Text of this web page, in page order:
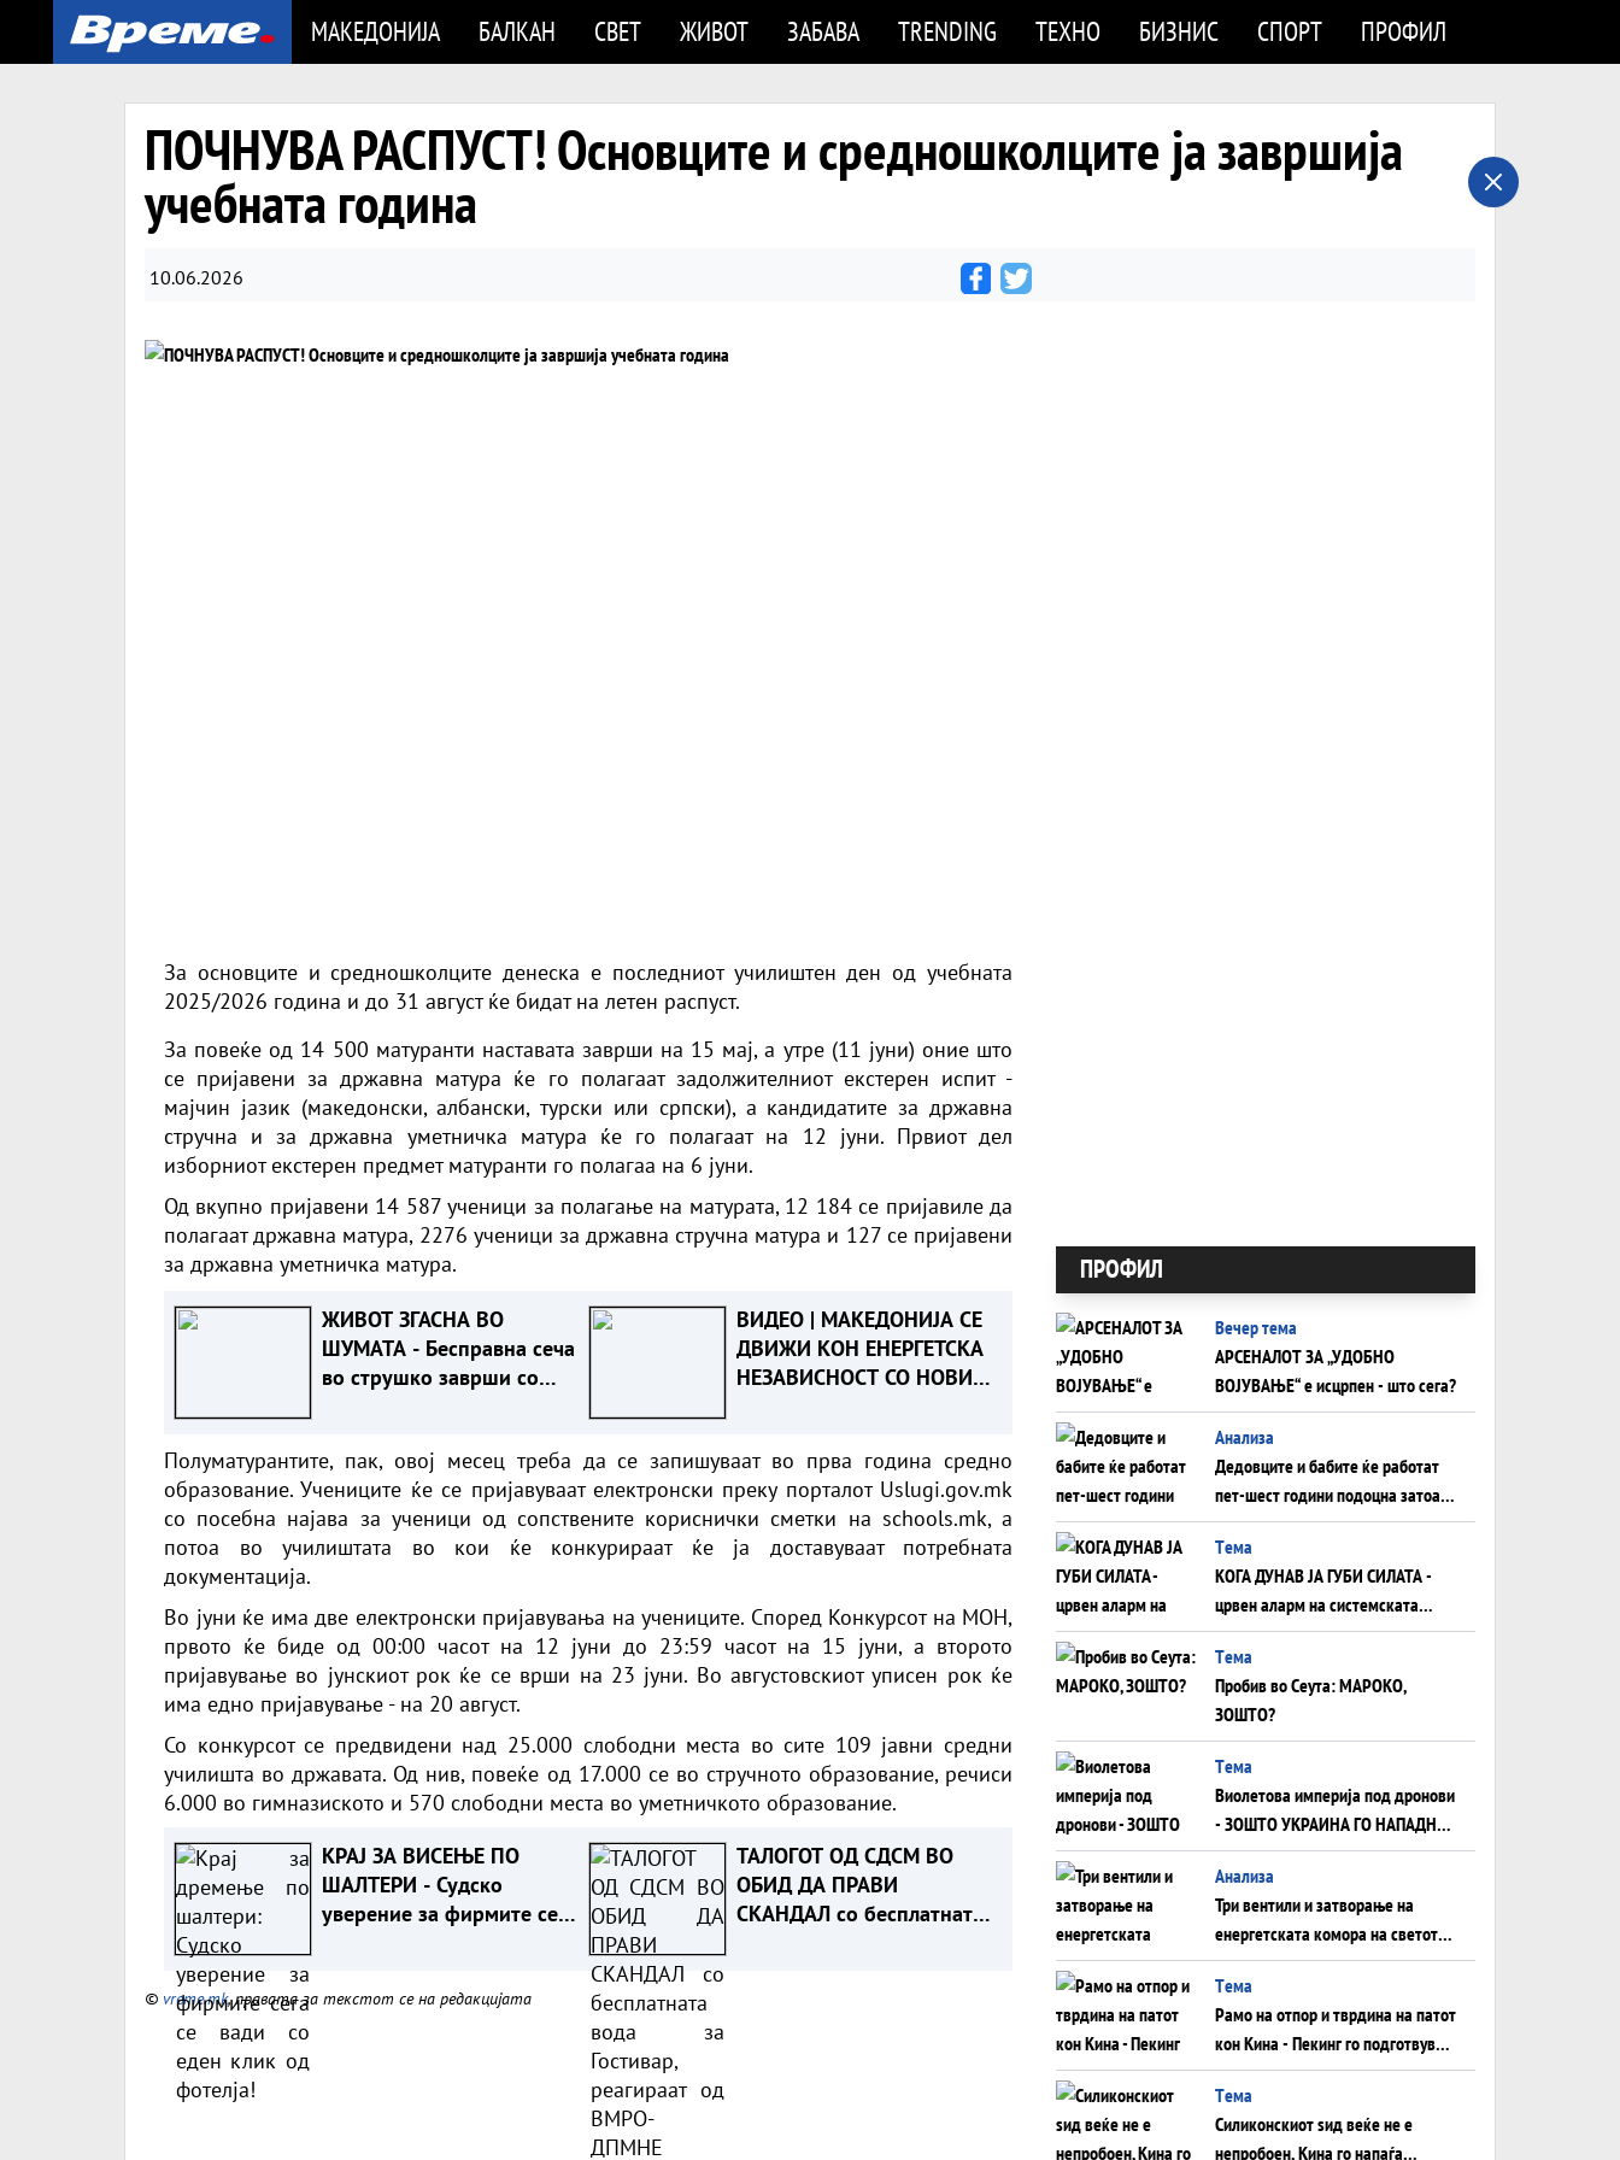
МАКЕДОНИЈА БАЛКАН СВЕТ ЖИВОТ ЗАБАВА TRENDING ТЕХНО БИЗНИС СПОРТ ПРОФИЛ
ПОЧНУВА РАСПУСТ! Основците и средношколците ја завршија
учебната година
10.06.2026
За основците и средношколците денеска е последниот училиштен ден од учебната
2025/2026 година и до 31 август ќе бидат на летен распуст.
За повеќе од 14 500 матуранти наставата заврши на 15 мај, а утре (11 јуни) оние што
се пријавени за државна матура ќе го полагаат задолжителниот екстерен испит -
мајчин јазик (македонски, албански, турски или српски), а кандидатите за државна
стручна и за државна уметничка матура ќе го полагаат на 12 јуни. Првиот дел
изборниот екстерен предмет матуранти го полагаа на 6 јуни.
Од вкупно пријавени 14 587 ученици за полагање на матурата, 12 184 се пријавиле да
полагаат државна матура, 2276 ученици за државна стручна матура и 127 се пријавени
за државна уметничка матура.
ЖИВОТ ЗГАСНА ВО
ШУМАТА - Бесправна сеча
во струшко заврши со
ВИДЕО | МАКЕДОНИЈА СЕ
ДВИЖИ КОН ЕНЕРГЕТСКА
НЕЗАВИСНОСТ СО НОВИ
Полуматурантите, пак, овој месец треба да се запишуваат во прва година средно
образование. Учениците ќе се пријавуваат електронски преку порталот Uslugi.gov.mk
со посебна најава за ученици од сопствените кориснички сметки на schools.mk, а
потоа во училиштата во кои ќе конкурираат ќе ја доставуваат потребната
документација.
Во јуни ќе има две електронски пријавувања на учениците. Според Конкурсот на МОН,
првото ќе биде од 00:00 часот на 12 јуни до 23:59 часот на 15 јуни, а второто
пријавување во јунскиот рок ќе се врши на 23 јуни. Во августовскиот уписен рок ќе
има едно пријавување - на 20 август.
Со конкурсот се предвидени над 25.000 слободни места во сите 109 јавни средни
училишта во државата. Од нив, повеќе од 17.000 се во стручното образование, речиси
6.000 во гимназиското и 570 слободни места во уметничкото образование.
КРАЈ ЗА ВИСЕЊЕ ПО
ШАЛТЕРИ - Судско
уверение за фирмите сега
ТАЛОГОТ ОД СДСМ ВО
ОБИД ДА ПРАВИ
СКАНДАЛ со бесплатната
© vreme.mk, правата за текстот се на редакцијата
ПРОФИЛ
Вечер тема
АРСЕНАЛОТ ЗА „УДОБНО
ВОЈУВАЊЕ“ е исцрпен - што сега?
Анализа
Дедовците и бабите ќе работат
пет-шест години подоцна затоа
што НЕМААТ ВНУЦИ ДА ГИ
ЗАМЕНАТ
Tема
КОГА ДУНАВ ЈА ГУБИ СИЛАТА -
црвен аларм на системската
плоча од јужна Германија до
Црното Море...
Tема
Пробив во Сеута: МАРОКО,
ЗОШТО?
Tема
Виолетова империја под дронови
- ЗОШТО УКРАИНА ГО НАПАДНА
РУСКИОТ WILDBERRIES
Aнализа
Три вентили и затворање на
енергетската комора на светот:
Нападот во Суец најавува
глобален енергетски инфаркт?
Tема
Рамо на отпор и тврдина на патот
кон Кина - Пекинг го подготвува
Иран за американска копнена
инвазија
Tема
Силиконскиот ѕид веќе не е
непробоен, Кина го напаѓа